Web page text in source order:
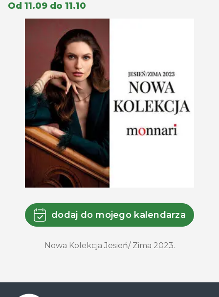
Od 11.09 do 11.10
dodaj do mojego kalendarza
Nowa Kolekcja Jesień/ Zima 2023.